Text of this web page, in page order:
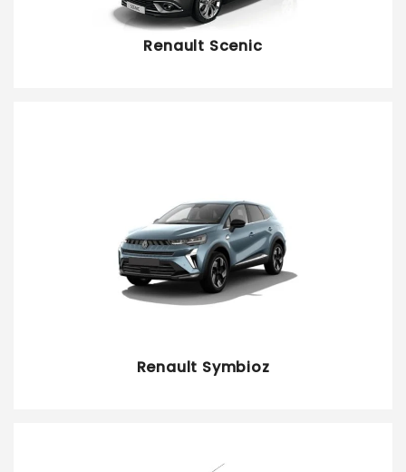
Renault Scenic
Renault Symbioz